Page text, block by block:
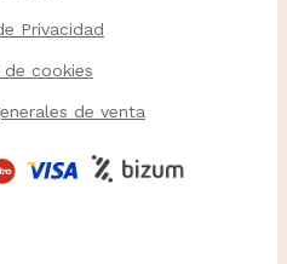
Privacidad
cookies
de venta